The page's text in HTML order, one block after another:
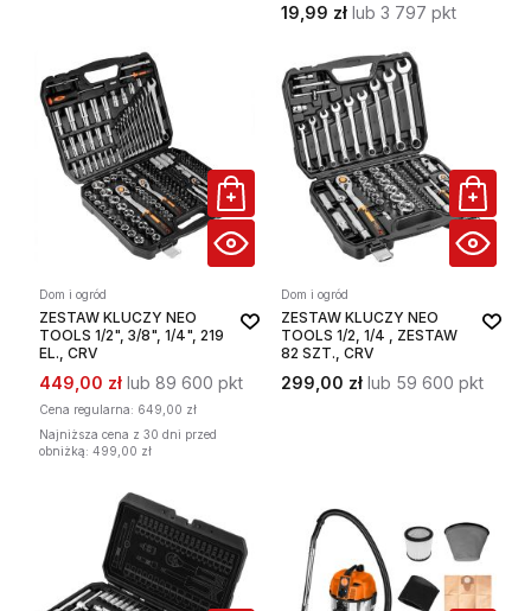
19,99 zł lub 3 797 pkt
Dom i ogród
ZESTAW KLUCZY NEO
TOOLS 1/2", 3/8", 1/4", 219
EL., CRV
449,00 zł lub 89 600 pkt
Cena regularna: 649,00 zł
Najniższa cena z 30 dni przed
obniżką: 499,00 zł
Dom i ogród
ZESTAW KLUCZY NEO
TOOLS 1/2, 1/4 , ZESTAW
82 SZT., CRV
299,00 zł lub 59 600 pkt